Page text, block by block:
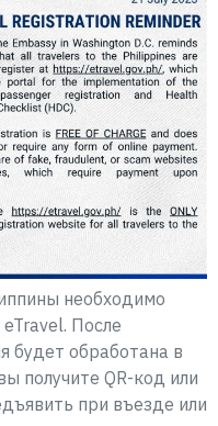
необходимо
После
будет обработана в
получите QR-код или
при въезде или